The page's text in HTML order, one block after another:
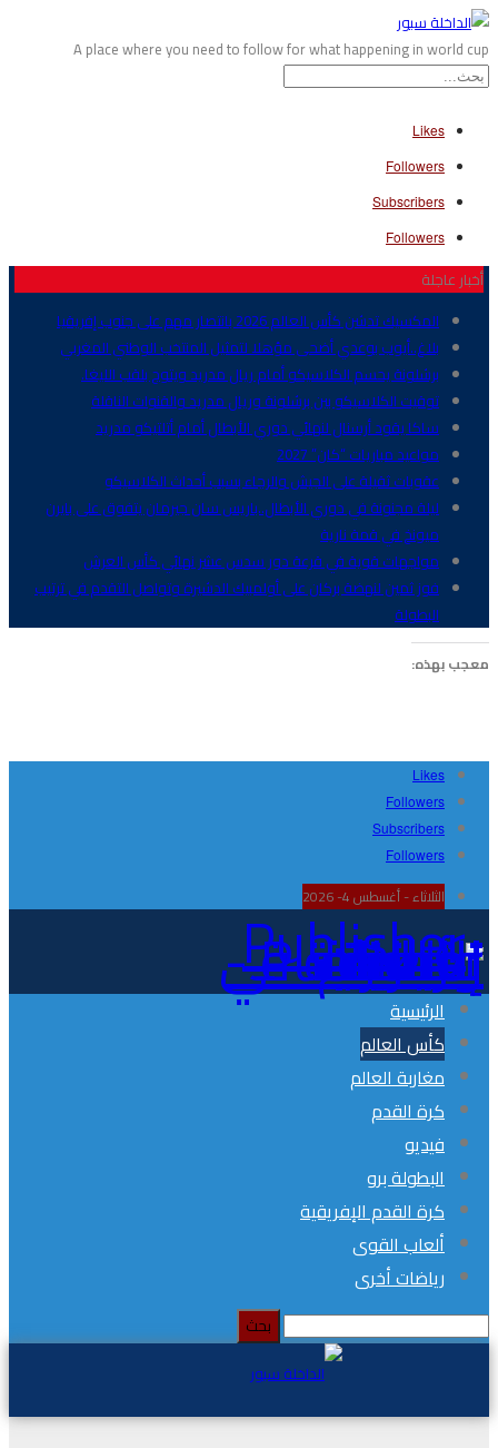
A place where you need to follow for what happening in world cup
Likes
Followers
Subscribers
Followers
أخبار عاجلة
المكسيك تدشن كأس العالم 2026 بانتصار مهم على جنوب إفريقيا
بلاغ..أيوب بوعدي أضحى مؤهلا لتمثيل المنتخب الوطني المغربي
برشلونة يحسم الكلاسيكو أمام ريال مدريد ويتوج بلقب الليغا.
توقيت الكلاسيكو بين برشلونة وريال مدريد والقنوات الناقلة
ساكا يقود أرسنال لنهائي دوري الأبطال أمام أتلتيكو مدريد
مواعيد مباريات “كان” 2027
عقوبات ثقيلة على الجيش والرجاء بسبب أحداث الكلاسيكو
ليلة مجنونة في دوري الأبطال..باريس سان جيرمان يتفوق على بايرن
ميونخ في قمة نارية
مواجهات قوية في قرعة دور سدس عشر نهائي كأس العرش
فوز ثمين لنهضة بركان على أولمبيك الدشيرة وتواصل التقدم في ترتيب
البطولة
معجب بهذه:
Likes
Followers
Subscribers
Followers
الثلاثاء - أغسطس 4- 2026
Publisher - تغطية إخبارية لكافة الأحداث الرياضية في المغرب والعالم.
الرئيسية
كأس العالم
مغاربة العالم
كرة القدم
فيديو
البطولة برو
كرة القدم الإفريقية
ألعاب القوى
رياضات أخرى